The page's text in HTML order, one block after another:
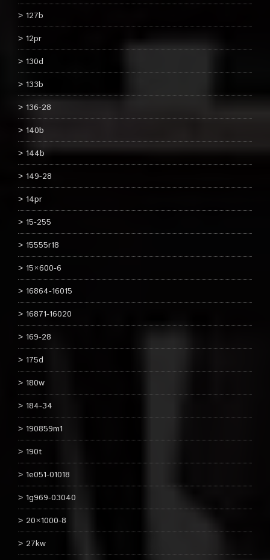
127b
12pr
130d
133b
136-28
140b
144b
149-28
14pr
15-255
15555r18
15×600-6
16864-16015
16871-16020
169-28
175d
180w
184-34
190859m1
190t
1e051-01018
1g969-03040
20×1000-8
27kw